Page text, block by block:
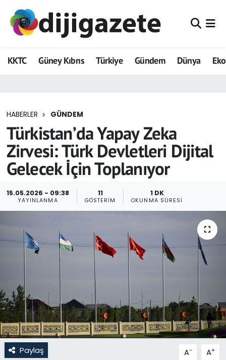
KKTC Güney Kıbrıs Türkiye Gündem Dünya
HABERLER GÜNDEM
Türkistan’da Yapay Zeka
Zirvesi: Türk Devletleri Dijital
Gelecek İçin Toplanıyor
15.05.2026 - 09:38
YAYINLANMA
11
GÖSTERIM
1 DK
OKUNMA SÜRESI
Paylaş A- A+
ADVERTORIAL
Dijigazete
Eğitim
Ekonomi
Foto Galeri
GEZİ
Gündem
KKTC YEREL SEÇİM 2018
Kültür Sanat
Magazin
Hava Durumu
Trafik Durumu
Tüm Manşetler
Son Dakika Haberleri
Haber Arşivi